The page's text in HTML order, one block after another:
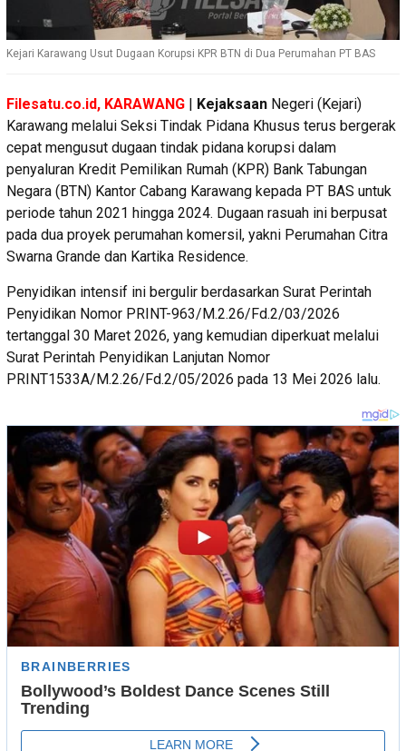
Kejari Karawang Usut Dugaan Korupsi KPR BTN di Dua Perumahan PT BAS
Filesatu.co.id, KARAWANG | Kejaksaan Negeri (Kejari)
Karawang melalui Seksi Tindak Pidana Khusus terus bergerak
cepat mengusut dugaan tindak pidana korupsi dalam
penyaluran Kredit Pemilikan Rumah (KPR) Bank Tabungan
Negara (BTN) Kantor Cabang Karawang kepada PT BAS untuk
periode tahun 2021 hingga 2024. Dugaan rasuah ini berpusat
pada dua proyek perumahan komersil, yakni Perumahan Citra
Swarna Grande dan Kartika Residence.
Penyidikan intensif ini bergulir berdasarkan Surat Perintah
Penyidikan Nomor PRINT-963/M.2.26/Fd.2/03/2026
tertanggal 30 Maret 2026, yang kemudian diperkuat melalui
Surat Perintah Penyidikan Lanjutan Nomor
PRINT1533A/M.2.26/Fd.2/05/2026 pada 13 Mei 2026 lalu.